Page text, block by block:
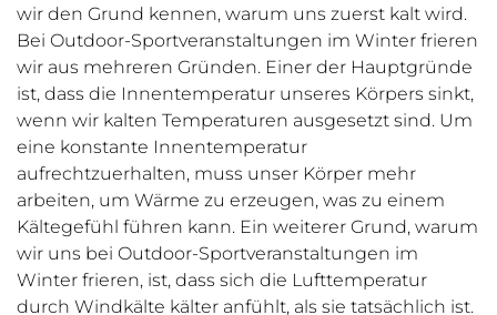
wir den Grund kennen, warum uns zuerst kalt wird.
Bei Outdoor-Sportveranstaltungen im Winter frieren
wir aus mehreren Gründen. Einer der Hauptgründe
ist, dass die Innentemperatur unseres Körpers sinkt,
wenn wir kalten Temperaturen ausgesetzt sind. Um
eine konstante Innentemperatur
aufrechtzuerhalten, muss unser Körper mehr
arbeiten, um Wärme zu erzeugen, was zu einem
Kältegefühl führen kann. Ein weiterer Grund, warum
wir uns bei Outdoor-Sportveranstaltungen im
Winter frieren, ist, dass sich die Lufttemperatur
durch Windkälte kälter anfühlt, als sie tatsächlich ist.